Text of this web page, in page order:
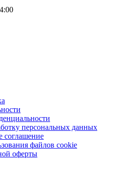
персональных данных
соглашение
файлов cookie
оферты